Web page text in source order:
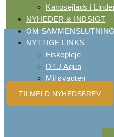
Kanosejlads i
NYHEDER & INDSIGT
OM
NYTTIGE LINKS
Fiskepleje
DTU Aqua
Miljøvagten
TILMELD NYHEDSBREV